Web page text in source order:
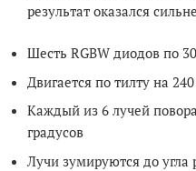
результат оказался
Шесть RGBW диодов по
Двигается по тилту на
Каждый из 6 лучей
градусов
Лучи зумируются до угла